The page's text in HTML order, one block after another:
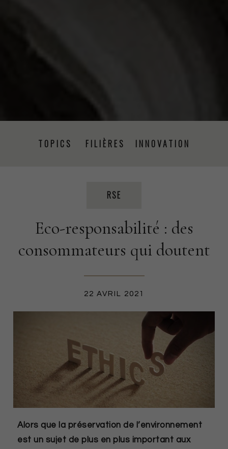
TOPICS FILIÈRES INNOVATION
ÉVÉNEMENTS
FORMATION
PRODUCTION TEXTILE
Eco-responsabilité : des
consommateurs qui doutent
RSE
22 AVRIL 2021
Alors que la préservation de l’environnement
est un sujet de plus en plus important aux